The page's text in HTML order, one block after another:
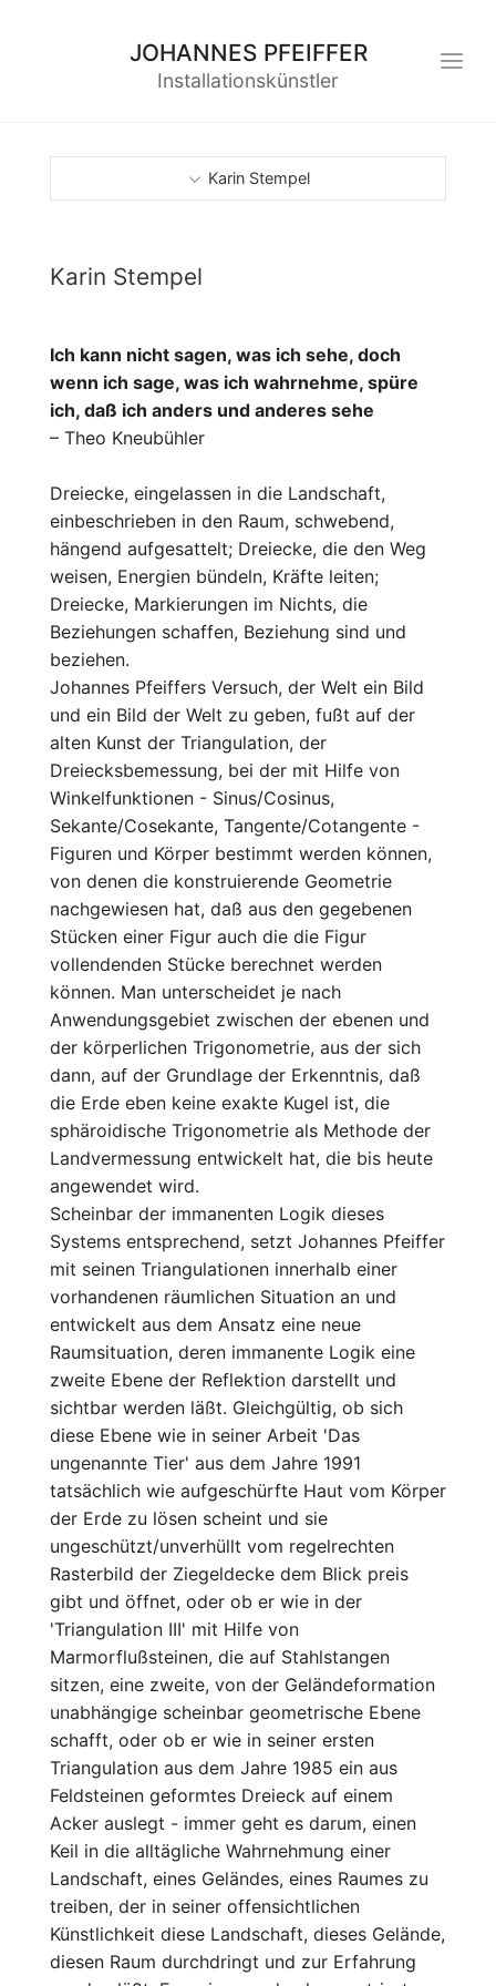
JOHANNES PFEIFFER
Installationskünstler
Karin Stempel
Karin Stempel
Ich kann nicht sagen, was ich sehe, doch
wenn ich sage, was ich wahrnehme, spüre
ich, daß ich anders und anderes sehe
– Theo Kneubühler
Dreiecke, eingelassen in die Landschaft,
einbeschrieben in den Raum, schwebend,
hängend aufgesattelt; Dreiecke, die den Weg
weisen, Energien bündeln, Kräfte leiten;
Dreiecke, Markierungen im Nichts, die
Beziehungen schaffen, Beziehung sind und
beziehen.
Johannes Pfeiffers Versuch, der Welt ein Bild
und ein Bild der Welt zu geben, fußt auf der
alten Kunst der Triangulation, der
Dreiecksbemessung, bei der mit Hilfe von
Winkelfunktionen - Sinus/Cosinus,
Sekante/Cosekante, Tangente/Cotangente -
Figuren und Körper bestimmt werden können,
von denen die konstruierende Geometrie
nachgewiesen hat, daß aus den gegebenen
Stücken einer Figur auch die die Figur
vollendenden Stücke berechnet werden
können. Man unterscheidet je nach
Anwendungsgebiet zwischen der ebenen und
der körperlichen Trigonometrie, aus der sich
dann, auf der Grundlage der Erkenntnis, daß
die Erde eben keine exakte Kugel ist, die
sphäroidische Trigonometrie als Methode der
Landvermessung entwickelt hat, die bis heute
angewendet wird.
Scheinbar der immanenten Logik dieses
Systems entsprechend, setzt Johannes Pfeiffer
mit seinen Triangulationen innerhalb einer
vorhandenen räumlichen Situation an und
entwickelt aus dem Ansatz eine neue
Raumsituation, deren immanente Logik eine
zweite Ebene der Reflektion darstellt und
sichtbar werden läßt. Gleichgültig, ob sich
diese Ebene wie in seiner Arbeit 'Das
ungenannte Tier' aus dem Jahre 1991
tatsächlich wie aufgeschürfte Haut vom Körper
der Erde zu lösen scheint und sie
ungeschützt/unverhüllt vom regelrechten
Rasterbild der Ziegeldecke dem Blick preis
gibt und öffnet, oder ob er wie in der
'Triangulation III' mit Hilfe von
Marmorflußsteinen, die auf Stahlstangen
sitzen, eine zweite, von der Geländeformation
unabhängige scheinbar geometrische Ebene
schafft, oder ob er wie in seiner ersten
Triangulation aus dem Jahre 1985 ein aus
Feldsteinen geformtes Dreieck auf einem
Acker auslegt - immer geht es darum, einen
Keil in die alltägliche Wahrnehmung einer
Landschaft, eines Geländes, eines Raumes zu
treiben, der in seiner offensichtlichen
Künstlichkeit diese Landschaft, dieses Gelände,
diesen Raum durchdringt und zur Erfahrung